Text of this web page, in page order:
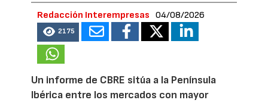
Redacción Interempresas 04/08/2026
2175
Un informe de CBRE sitúa a la Península
Ibérica entre los mercados con mayor